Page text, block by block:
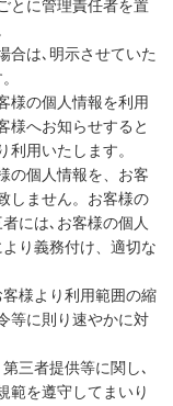
とに管理責任者を置
合は､明示させていた
様の個人情報を利用
様へお知らせすると
用いたします。
の個人情報を、お客
しません。お客様の
には､お客様の個人
り義務付け、適切な
様より利用範囲の縮
等に則り速やかに対
三者提供等に関し､
範を遵守してまいり